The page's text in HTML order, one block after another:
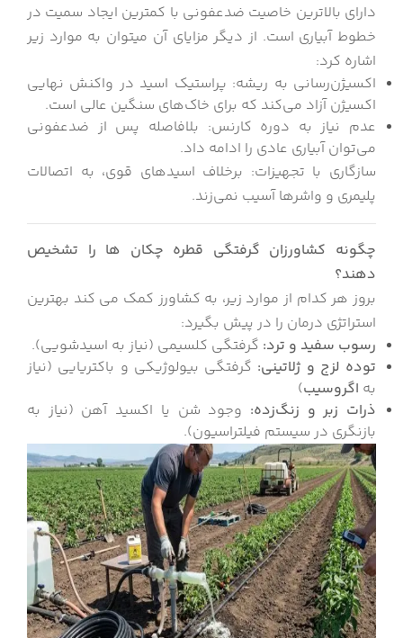
دارای بالاترین خاصیت ضدعفونی با کمترین ایجاد سمیت در
خطوط آبیاری است. از دیگر مزایای آن میتوان به موارد زیر
اشاره کرد:
اکسیژن‌رسانی به ریشه: پراستیک اسید در واکنش نهایی
اکسیژن آزاد می‌کند که برای خاک‌های سنگین عالی است.
عدم نیاز به دوره کارنس: بلافاصله پس از ضدعفونی
می‌توان آبیاری عادی را ادامه داد.
سازگاری با تجهیزات: برخلاف اسیدهای قوی، به اتصالات
پلیمری و واشرها آسیب نمی‌زند.
چگونه کشاورزان گرفتگی قطره چکان ها را تشخیص
دهند؟
بروز هر کدام از موارد زیر، به کشاورز کمک می کند بهترین
استراتژی درمان را در پیش بگیرد:
رسوب سفید و ترد: گرفتگی کلسیمی (نیاز به اسیدشویی).
توده لزج و ژلاتینی: گرفتگی بیولوژیکی و باکتریایی (نیاز
به اگروسیب)
ذرات زبر و زنگ‌زده: وجود شن یا اکسید آهن (نیاز به
بازنگری در سیستم فیلتراسیون).